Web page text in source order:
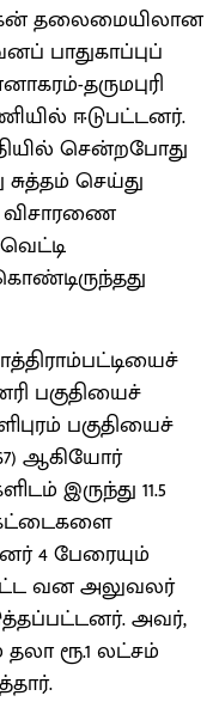
தலைமையிலான
பாதுகாப்புப்
தருமபுரி
ஈடுபட்டனர்.
சென்றபோது
செய்து
விசாரணை
பகுதியைச்
பகுதியைச்
ஆகியோர்
இருந்து 11.5
4 பேரையும்
வன அலுவலர்
அவர்,
ரூ.1 லட்சம்